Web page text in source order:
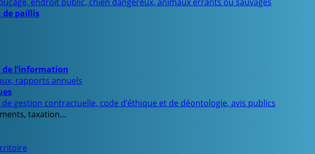
de paillis
l’information
rapports annuels
gestion contractuelle, code d’éthique et de déontologie, avis publics
taxation…